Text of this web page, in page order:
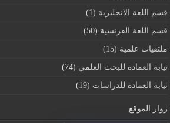
قسم اللغة الانجليزية (1)
قسم اللغة الفرنسية (50)
ملتقيات علمية (15)
نيابة العمادة للبحث العلمي (74)
نيابة العمادة للدراسات (19)
زوار الموقع